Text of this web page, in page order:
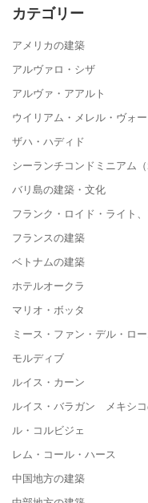
カテゴリー
アメリカの建築
アルヴァロ・シザ
アルヴァ・アアルト
ウイリアム・メレル・ヴォ
ザハ・ハディド
シーランチコンドミニアム
バリ島の建築・文化
フランク・ロイド・ライト
フランスの建築
ベトナムの建築
ホテルオークラ
マリオ・ボッタ
ミース・ファン・デル・
モルディブ
ルイス・カーン
ルイス・バラガン メキシ
ル・コルビジェ
レム・コール・ハース
中国地方の建築